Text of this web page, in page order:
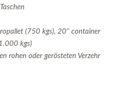
(750 kgs), 20'' container
kgs)
rohen oder gerösteten Verzehr